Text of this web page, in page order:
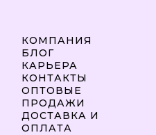
КОМПАНИЯ
БЛОГ
КАРЬЕРА
КОНТАКТЫ
ОПТОВЫЕ
ПРОДАЖИ
ДОСТАВКА И
ОПЛАТА